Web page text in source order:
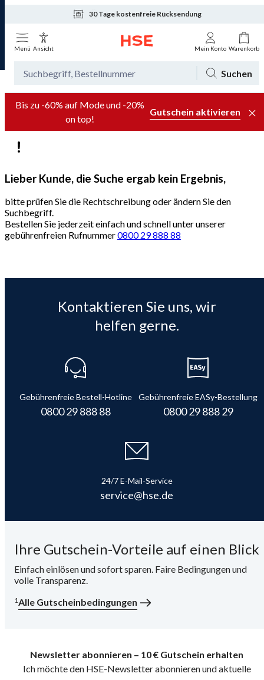
30 Tage kostenfreie Rücksendung
Tagesaktuelle Angebote
Menü Ansicht Mein Konto Warenkorb
Suchen
Bis zu -60% auf Mode und -20%
on top!
Gutschein aktivieren
Lieber Kunde, die Suche ergab kein Ergebnis,
bitte prüfen Sie die Rechtschreibung oder ändern Sie den
Suchbegriff.
Bestellen Sie jederzeit einfach und schnell unter unserer
gebührenfreien Rufnummer0800 29 888 88
Kontaktieren Sie uns, wir
helfen gerne.
Gebührenfreie Bestell-Hotline
0800 29 888 88
Gebührenfreie EASy-Bestellung
0800 29 888 29
24/7 E-Mail-Service
service@hse.de
Ihre Gutschein-Vorteile auf einen Blick
Einfach einlösen und sofort sparen. Faire Bedingungen und
volle Transparenz.
1Alle Gutscheinbedingungen
Newsletter abonnieren – 10 € Gutschein erhalten
Ich möchte den HSE-Newsletter abonnieren und aktuelle